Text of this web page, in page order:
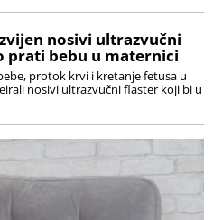
nosivi ultrazvučni
bebu u maternici
protok krvi i kretanje fetusa u
nosivi ultrazvučni flaster koji bi u